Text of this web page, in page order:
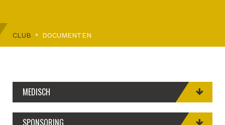
CLUB DOCUMENTEN
MEDISCH
SPONSORING